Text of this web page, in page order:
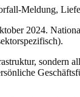
Meldung,
2024.
sondern